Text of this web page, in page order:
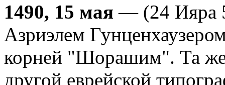
1490, 15 мая — (24 Ияра
Азриэлем
корней "Шорашим". Та же
другой еврейской